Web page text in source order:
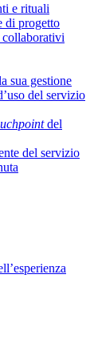
e rituali
di progetto
sua gestione
del servizio
del
del servizio